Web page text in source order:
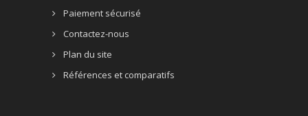
Paiement sécurisé
Contactez-nous
Plan du site
Références et comparatifs